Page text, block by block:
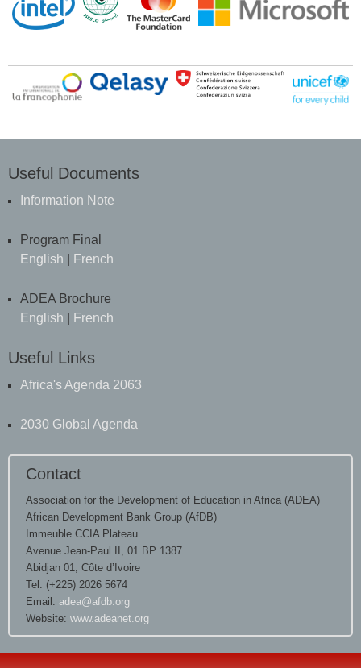
Useful Documents
Information Note
Program Final
English
French
ADEA Brochure
English
French
Useful Links
Africa's Agenda 2063
2030 Global Agenda
Contact
Association for the Development of Education in Africa (ADEA)
African Development Bank Group (AfDB)
Immeuble CCIA Plateau
Avenue Jean-Paul II, 01 BP 1387
Abidjan 01, Côte d’Ivoire
Tel: (+225) 2026 5674
Email: adea@afdb.org
Website: www.adeanet.org